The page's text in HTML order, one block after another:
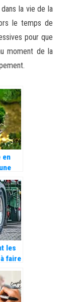
la vie de la
le temps de
pour que
moment de la
en
les
faire